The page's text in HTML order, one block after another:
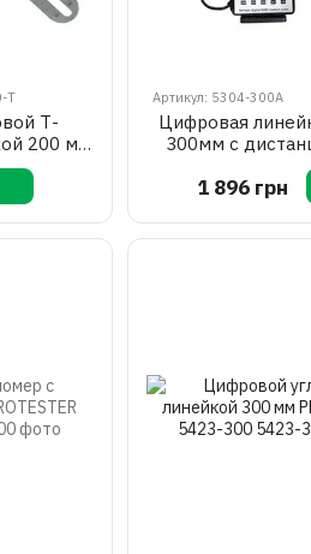
T
Т-
200 мм
Артикул: 5304-300A
Цифровая
300мм с
дисплеем
300A
1 896 грн